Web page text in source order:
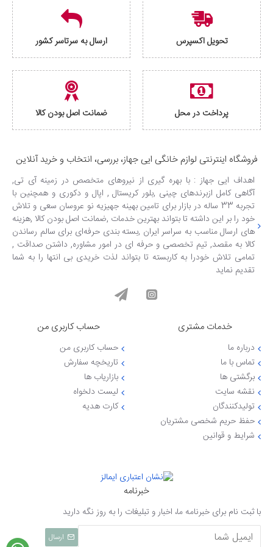
تحویل اکسپرس ارسال به سرتاسر کشور
پرداخت در محل ضمانت اصل بودن کالا
فروشگاه اینترنتی لوازم خانگی ایی جهاز، بررسی، انتخاب و خرید آنلاین
اهداف ایی جهاز : با بهره گیری از نیروهای متخصص در زمینه آی تی,
آگاهی کامل ازبرندهای چینی ,بلور کریستال , اپال و دکوری و همچنین با
تجربه 33 ساله در بازار برای تامین بهینه جهیزیه نو عروسان سعی و تلاش
خود را بر این داشته تا بتواند بهترین خدمات ,ضمانت اصل بودن کالا ,هزینه
های ارسال مناسب به سراسر ایران ,بسته بندی حرفه‌ای برای سالم رساندن
کالا به مقصد, تیم تخصصی و حرفه ای در امور مشاوره, داشتن صداقت ,
تمامی تلاش خودرا به کاربسته تا بتواند لذت خریدی بی انتها را به شما
تقدیم نماید
خدمات مشتری
درباره ما
تماس با ما
برگشتی ها
نقشه سایت
تولیدکنندگان
حفظ حریم شخصی مشتریان
شرایط و قوانین
حساب کاربری من
حساب کاربری من
تاریخچه سفارش
بازاریاب ها
لیست دلخواه
کارت هدیه
خبرنامه
با ثبت نام برای خبرنامه ما، اخبار و تبلیغات را به روز نگه دارید
ارسال